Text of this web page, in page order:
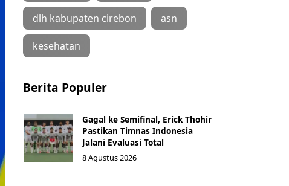
dlh kabupaten cirebon asn
kesehatan
Berita Populer
Gagal ke Semifinal, Erick Thohir
Pastikan Timnas Indonesia
Jalani Evaluasi Total
8 Agustus 2026